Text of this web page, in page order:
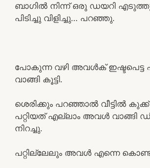
ബാഗിൽ നിന്ന് ഒരു ഡയറി എടുത്തു
പിടിച്ചു വിളിച്ചു… പറഞ്ഞു.
പോകുന്ന വഴി അവൾക് ഇഷ്ടപെട്ട
വാങ്ങി കൂട്ടി.
ശെരിക്കും പറഞ്ഞാൽ വീട്ടിൽ
പറ്റിയത് എല്ലാം അവൾ വാങ്ങി
നിറച്ചു.
പറ്റില്ലേലും അവൾ എന്നെ കൊണ്ടു